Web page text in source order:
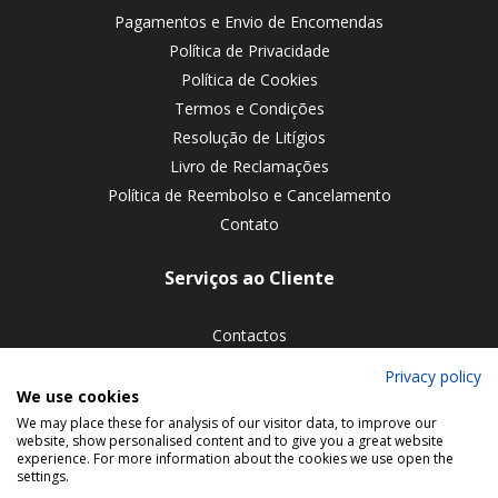
Pagamentos e Envio de Encomendas
Política de Privacidade
Política de Cookies
Termos e Condições
Resolução de Litígios
Livro de Reclamações
Política de Reembolso e Cancelamento
Contato
Serviços ao Cliente
Contactos
Siga-nos nas redes sociais
Privacy policy
We use cookies
We may place these for analysis of our visitor data, to improve our
website, show personalised content and to give you a great website
experience. For more information about the cookies we use open the
settings.